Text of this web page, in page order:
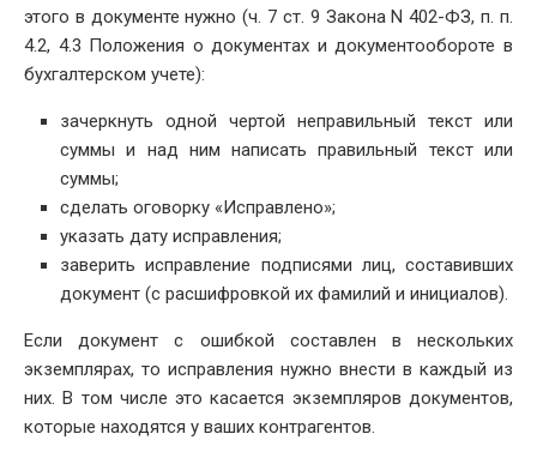
этого в документе нужно (ч. 7 ст. 9 Закона N 402-ФЗ, п. п.
4.2, 4.3 Положения о документах и документообороте в
бухгалтерском учете):
зачеркнуть одной чертой неправильный текст или
суммы и над ним написать правильный текст или
суммы;
сделать оговорку «Исправлено»;
указать дату исправления;
заверить исправление подписями лиц, составивших
документ (с расшифровкой их фамилий и инициалов).
Если документ с ошибкой составлен в нескольких
экземплярах, то исправления нужно внести в каждый из
них. В том числе это касается экземпляров документов,
которые находятся у ваших контрагентов.